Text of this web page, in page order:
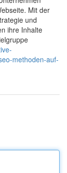
Mit der
und
ihre Inhalte
methoden-auf-